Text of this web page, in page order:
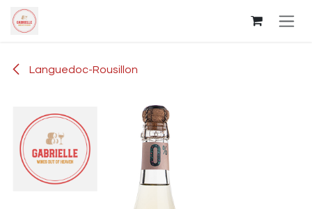
Overslaan naar inhoud
Languedoc-Rousillon